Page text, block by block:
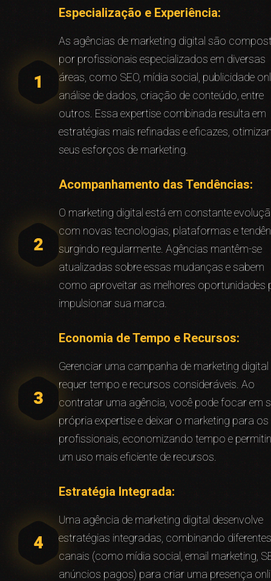
Especialização e Experiência:
As agências de marketing digital são
por profissionais especializados em diversas
áreas, como SEO, mídia social, publicidade
análise de dados, criação de conteúdo, entre
outros. Essa expertise combinada resulta em
estratégias mais refinadas e eficazes,
seus esforços de marketing.
Acompanhamento das Tendências:
O marketing digital está em constante
com novas tecnologias, plataformas e
surgindo regularmente. Agências mantêm-se
atualizadas sobre essas mudanças e sabem
como aproveitar as melhores oportunidades
impulsionar sua marca.
Economia de Tempo e Recursos:
Gerenciar uma campanha de marketing digital
requer tempo e recursos consideráveis. Ao
contratar uma agência, você pode focar em
própria expertise e deixar o marketing para os
profissionais, economizando tempo e
um uso mais eficiente de recursos.
Estratégia Integrada:
Uma agência de marketing digital desenvolve
estratégias integradas, combinando diferentes
canais (como mídia social, email marketing,
anúncios pagos) para criar uma presença